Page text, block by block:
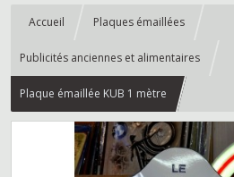
Accueil Plaques émaillées
Publicités anciennes et alimentaires
Plaque émaillée KUB 1 mètre